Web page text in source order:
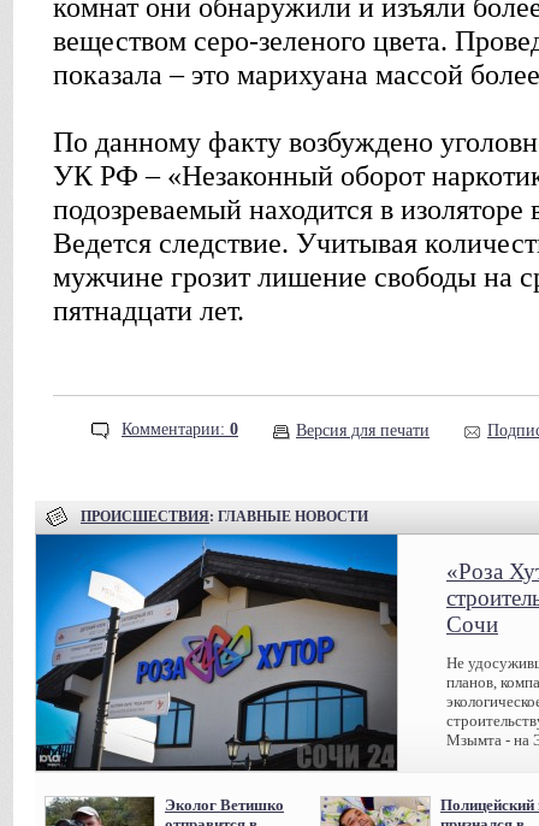
комнат они обнаружили и изъяли
веществом серо-зеленого цвета.
показала – это марихуана массой
По данному факту возбуждено
УК РФ – «Незаконный оборот
подозреваемый находится в
Ведется следствие. Учитывая
мужчине грозит лишение свободы на
пятнадцати лет.
Комментарии: 0 Версия для печати
ПРОИСШЕСТВИЯ: ГЛАВНЫЕ НОВОСТИ
«Роза
Сочи
Не
планов,
Мзымта - на
Эколог Ветишко
Полицейский